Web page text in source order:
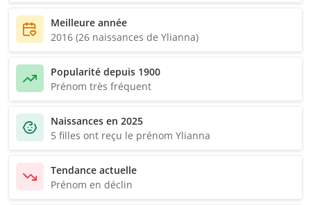
Meilleure année
2016 (26 naissances de Ylianna)
Popularité depuis 1900
Prénom très fréquent
Naissances en 2025
5 filles ont reçu le prénom Ylianna
Tendance actuelle
Prénom en déclin